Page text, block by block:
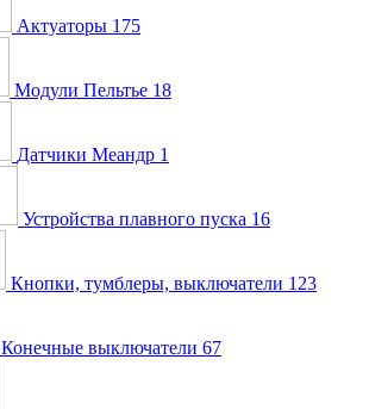
Актуаторы 175
Модули Пельтье 18
Датчики Меандр 1
Устройства плавного пуска 16
Кнопки, тумблеры, выключатели 123
Конечные выключатели 67